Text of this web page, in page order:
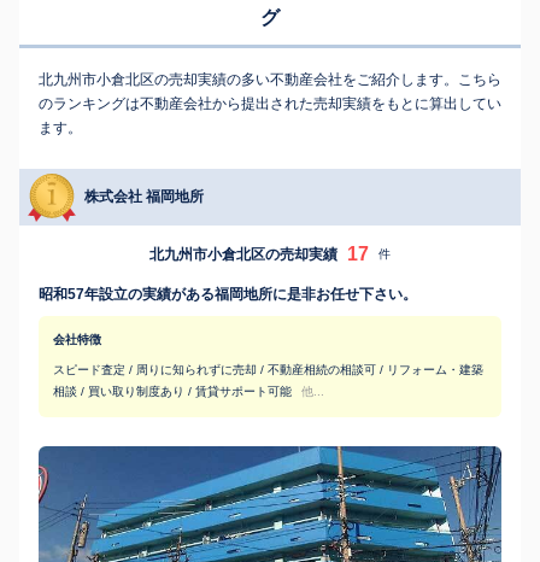
グ
北九州市小倉北区の売却実績の多い不動産会社をご紹介します。こちら
のランキングは不動産会社から提出された売却実績をもとに算出してい
ます。
株式会社 福岡地所
北九州市小倉北区の売却実績 17 件
昭和57年設立の実績がある福岡地所に是非お任せ下さい。
会社特徴
スピード査定 / 周りに知られずに売却 / 不動産相続の相談可 / リフォーム・建築
相談 / 買い取り制度あり / 賃貸サポート可能
他...